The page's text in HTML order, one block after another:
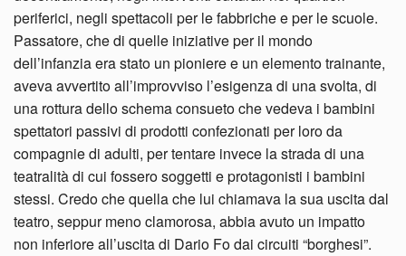
periferici, negli spettacoli per le fabbriche e per le scuole.
Passatore, che di quelle iniziative per il mondo
dell’infanzia era stato un pioniere e un elemento trainante,
aveva avvertito all’improvviso l’esigenza di una svolta, di
una rottura dello schema consueto che vedeva i bambini
spettatori passivi di prodotti confezionati per loro da
compagnie di adulti, per tentare invece la strada di una
teatralità di cui fossero soggetti e protagonisti i bambini
stessi. Credo che quella che lui chiamava la sua uscita dal
teatro, seppur meno clamorosa, abbia avuto un impatto
non inferiore all’uscita di Dario Fo dai circuiti “borghesi”.